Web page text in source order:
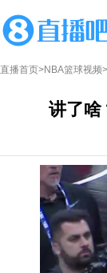
直播首页>NBA篮球视频
讲了啥